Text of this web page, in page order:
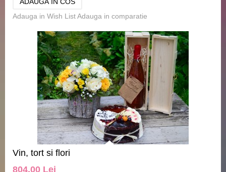
Adauga in Wish ListAdauga in comparatie
Vin, tort si flori
804,00 Lei